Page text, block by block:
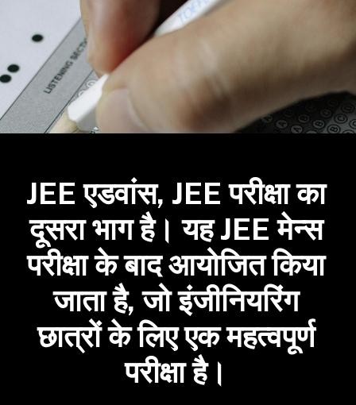
JEE एडवांस, JEE परीक्षा का
दूसरा भाग है। यह JEE मेन्स
परीक्षा के बाद आयोजित किया
जाता है, जो इंजीनियरिंग
छात्रों के लिए एक महत्वपूर्ण
परीक्षा है।